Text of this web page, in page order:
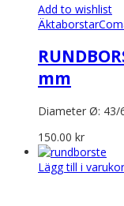
Add to wishlist
Äktaborstar
mm
Diameter Ø: 43/
150.00 kr
Lägg till i